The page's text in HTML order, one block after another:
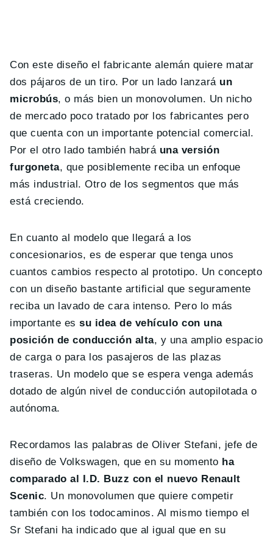
Con este diseño el fabricante alemán quiere matar
dos pájaros de un tiro. Por un lado lanzará un
microbús, o más bien un monovolumen. Un nicho
de mercado poco tratado por los fabricantes pero
que cuenta con un importante potencial comercial.
Por el otro lado también habrá una versión
furgoneta, que posiblemente reciba un enfoque
más industrial. Otro de los segmentos que más
está creciendo.
En cuanto al modelo que llegará a los
concesionarios, es de esperar que tenga unos
cuantos cambios respecto al prototipo. Un concepto
con un diseño bastante artificial que seguramente
reciba un lavado de cara intenso. Pero lo más
importante es su idea de vehículo con una
posición de conducción alta, y una amplio espacio
de carga o para los pasajeros de las plazas
traseras. Un modelo que se espera venga además
dotado de algún nivel de conducción autopilotada o
autónoma.
Recordamos las palabras de Oliver Stefani, jefe de
diseño de Volkswagen, que en su momento ha
comparado al I.D. Buzz con el nuevo Renault
Scenic. Un monovolumen que quiere competir
también con los todocaminos. Al mismo tiempo el
Sr Stefani ha indicado que al igual que en su